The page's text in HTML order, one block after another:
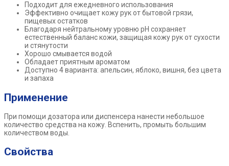
Подходит для ежедневного использования
Эффективно очищает кожу рук от бытовой грязи,
пищевых остатков
Благодаря нейтральному уровню рН сохраняет
естественный баланс кожи, защищая кожу рук от сухости
и стянутости
Хорошо смывается водой
Обладает приятным ароматом
Доступно 4 варианта: апельсин, яблоко, вишня, без цвета
и запаха
Применение
При помощи дозатора или диспенсера нанести небольшое
количество средства на кожу. Вспенить, промыть большим
количеством воды.
Свойства